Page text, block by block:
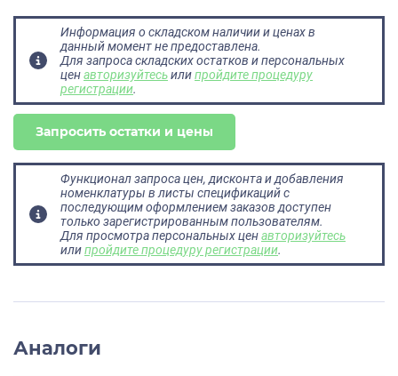
Информация о складском наличии и ценах в
данный момент не предоставлена.
Для запроса складских остатков и персональных
ценавторизуйтесьилипройдите процедуру
регистрации.
Запросить остатки и цены
Функционал запроса цен, дисконта и добавления
номенклатуры в листы спецификаций с
последующим оформлением заказов доступен
только зарегистрированным пользователям.
Для просмотра персональных ценавторизуйтесь
илипройдите процедуру регистрации.
Аналоги